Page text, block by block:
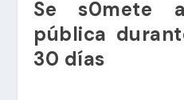
Se s0mete
pública
30 días